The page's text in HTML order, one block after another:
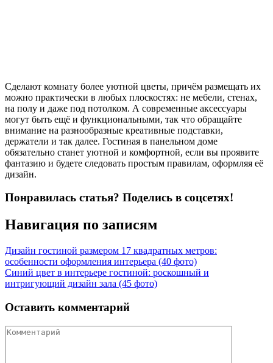
Сделают комнату более уютной цветы, причём размещать их
можно практически в любых плоскостях: не мебели, стенах,
на полу и даже под потолком. А современные аксессуары
могут быть ещё и функциональными, так что обращайте
внимание на разнообразные креативные подставки,
держатели и так далее. Гостиная в панельном доме
обязательно станет уютной и комфортной, если вы проявите
фантазию и будете следовать простым правилам, оформляя её
дизайн.
Понравилась статья? Поделись в соцсетях!
Навигация по записям
Дизайн гостиной размером 17 квадратных метров:
особенности оформления интерьера (40 фото)
Синий цвет в интерьере гостиной: роскошный и
интригующий дизайн зала (45 фото)
Оставить комментарий